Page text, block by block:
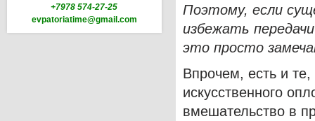
+7978 574-27-25
evpatoriatime@gmail.com
Поэтому, если
избежать
это просто
Впрочем, есть и
искусственного
вмешательство в